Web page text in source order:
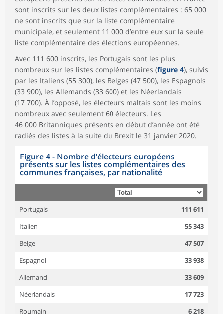
sont inscrits sur les deux listes complémentaires : 65 000
ne sont inscrits que sur la liste complémentaire
municipale, et seulement 11 000 d’entre eux sur la seule
liste complémentaire des élections européennes.
Avec 111 600 inscrits, les Portugais sont les plus
nombreux sur les listes complémentaires (figure 4), suivis
par les Italiens (55 300), les Belges (47 500), les Espagnols
(33 900), les Allemands (33 600) et les Néerlandais
(17 700). À l’opposé, les électeurs maltais sont les moins
nombreux avec seulement 60 électeurs. Les
46 000 Britanniques présents en début d’année ont été
radiés des listes à la suite du Brexit le 31 janvier 2020.
Figure 4 - Nombre d’électeurs européens
présents sur les listes complémentaires des
communes françaises, par nationalité
Portugais
111 611
Italien
55 343
Belge
47 507
Espagnol
33 938
Allemand
33 609
Néerlandais
17 723
Roumain
6 218